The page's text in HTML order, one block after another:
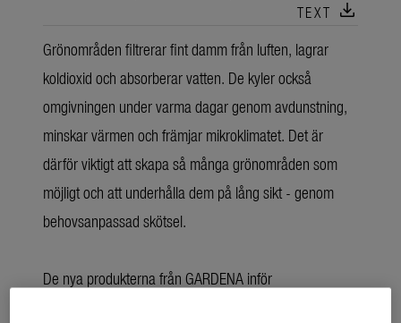
TEXT download
Grönområden filtrerar fint damm från luften, lagrar
koldioxid och absorberar vatten. De kyler också
omgivningen under varma dagar genom avdunstning,
minskar värmen och främjar mikroklimatet. Det är
därför viktigt att skapa så många grönområden som
möjligt och att underhålla dem på lång sikt - genom
behovsanpassad skötsel.
De nya produkterna från GARDENA inför